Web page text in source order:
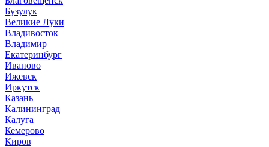
Бузулук
Великие Луки
Владивосток
Владимир
Екатеринбург
Иваново
Ижевск
Иркутск
Казань
Калининград
Калуга
Кемерово
Киров